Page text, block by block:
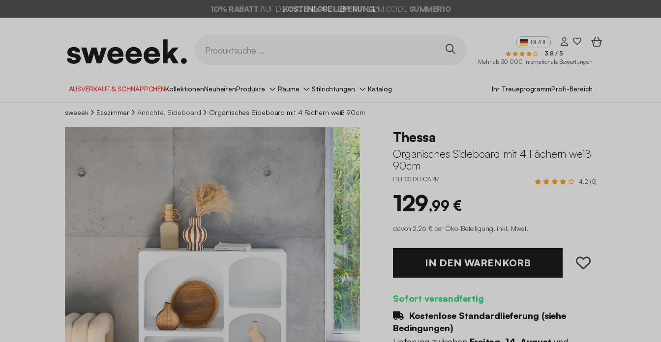
10% RABATT AUF DER SCHNÄPPCHEN* MIT DEM CODE SUMMER10
DE/DE
3,8 / 5
Mehr als 30 000 internationale Bewertungen
AUSVERKAUF & SCHNÄPPCHENKollektionenNeuheitenProdukte Räume Stilrichtungen Katalog Ihr TreueprogrammProfi-Bereich
sweeek Esszimmer Anrichte, Sideboard Organisches Sideboard mit 4 Fächern weiß 90cm
Thessa
Organisches Sideboard mit 4 Fächern weiß
90cm
ITHESSIDEBOARM 4.2 (5)
129,99 €
davon 2,26 € der Öko-Beteiligung. inkl. Mwst.
IN DEN WARENKORB
Sofort versandfertig
Kostenlose Standardlieferung (siehe
Bedingungen)